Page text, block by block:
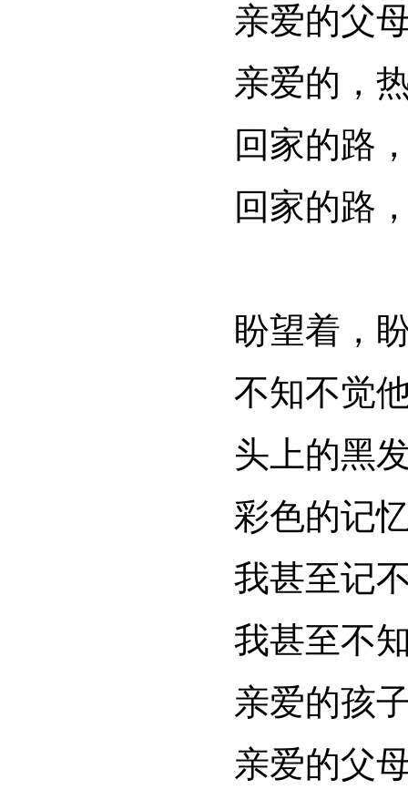
亲爱的父
亲爱的，
回家的路
回家的路
盼望着，
不知不觉
头上的黑
彩色的记
我甚至记
我甚至不
亲爱的孩
亲爱的父